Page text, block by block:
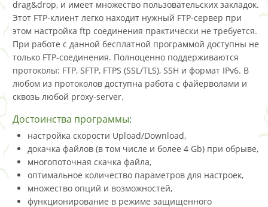
drag&drop, и имеет множество пользовательских закладок.
Этот FTP-клиент легко находит нужный FTP-сервер при
этом настройка ftp соединения практически не требуется.
При работе с данной бесплатной программой доступны не
только FTP-соединения. Полноценно поддерживаются
протоколы: FTP, SFTP, FTPS (SSL/TLS), SSH и формат IPv6. В
любом из протоколов доступна работа с файерволами и
сквозь любой proxy-server.
Достоинства программы:
настройка скорости Upload/Download,
докачка файлов (в том числе и более 4 Gb) при обрыве,
многопоточная скачка файла,
оптимальное количество параметров для настроек,
множество опций и возможностей,
функционирование в режиме защищенного